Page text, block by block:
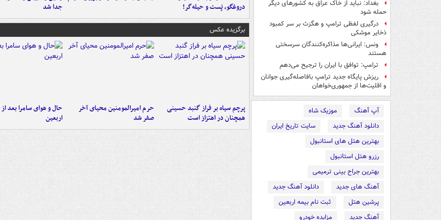
بغداد: نباید از خاک عراق به کشورهای دیگر
حمله شود
درگیری لفظی ترامپ و هگزث بر سر کمبود
ذخایر موشکی
ونس: ایرانی‌ها مذاکره‌کنندگان سرسختی
هستند
ترامپ: توافق با ایران را ترجیح می‌دهم
ریزش پایگاه جدید ترامپ بافاصله‌گیری جوانان
و اقلیت‌ها از جمهوری‌خواهان
آپ آهنگ
موزیک شاه
دانلود آهنگ جدید
سایت تاریخ ایران
بهترین هتل های استانبول
رزرو هتل استانبول
بهترین جراح بینی ترمیمی
آهنگ های جدید
دانلود آهنگ جدید
پرشین هتل
ثبت نام بیمه اربعین
آهنگ جدید
مزایده خودرو
دروغگو، پَست‌ و حیله‌گر!
جدا شد
برگزیده عکس
پرچم سیاه بر فراز گنبد حسینی
همچنان در اهتزاز است
حرم امیرالمومنین محیای آخر
صفر شد
حال و هوای سامرا بعد از
اربعین